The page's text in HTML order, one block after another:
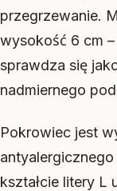
przegrzewanie.
wysokość 6 cm
sprawdza się
nadmiernego
Pokrowiec jest
kształcie litery L